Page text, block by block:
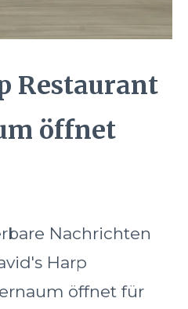
Restaurant
öffnet
Nachrichten
Harp
öffnet für